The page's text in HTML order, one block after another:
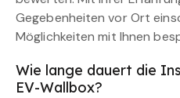
Gegebenheiten vor Ort
Möglichkeiten mit Ihnen
Wie lange dauert die
EV-Wallbox?